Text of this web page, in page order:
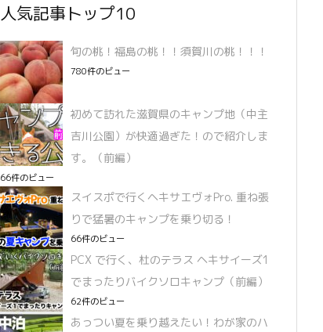
人気記事トップ10
旬の桃！福島の桃！！須賀川の桃！！！
780件のビュー
初めて訪れた滋賀県のキャンプ地（中主
吉川公園）が快適過ぎた！ので紹介しま
す。（前編）
66件のビュー
スイスポで行くヘキサエヴォPro. 重ね張
りで猛暑のキャンプを乗り切る！
66件のビュー
PCX で行く、杜のテラス ヘキサイーズ1
でまったりバイクソロキャンプ（前編）
62件のビュー
あっつい夏を乗り越えたい！わが家のハ